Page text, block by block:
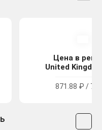
Цена в
United
871.88 ₽ /